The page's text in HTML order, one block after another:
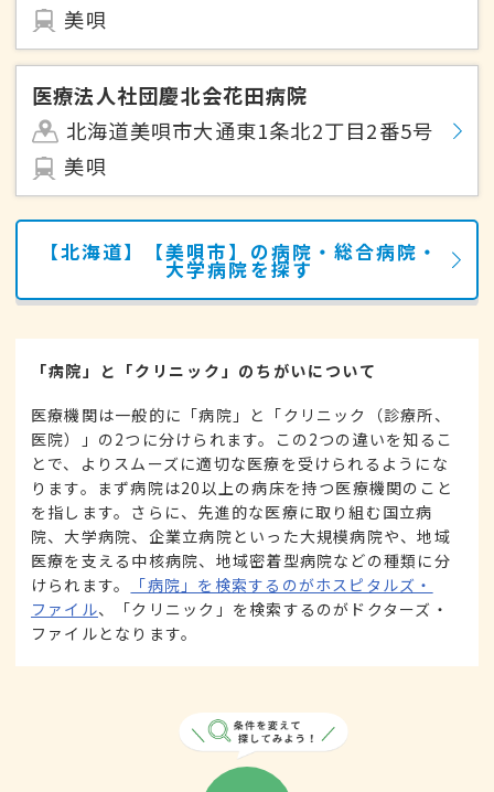
美唄
医療法人社団慶北会花田病院
北海道美唄市大通東1条北2丁目2番5号
美唄
【北海道】【美唄市】の病院・総合病院・
大学病院を探す
「病院」と「クリニック」のちがいについて
医療機関は一般的に「病院」と「クリニック（診療所、
医院）」の2つに分けられます。この2つの違いを知るこ
とで、よりスムーズに適切な医療を受けられるようにな
ります。まず病院は20以上の病床を持つ医療機関のこと
を指します。さらに、先進的な医療に取り組む国立病
院、大学病院、企業立病院といった大規模病院や、地域
医療を支える中核病院、地域密着型病院などの種類に分
けられます。
「病院」を検索するのがホスピタルズ・
ファイル、「クリニック」を検索するのがドクターズ・
ファイルとなります。